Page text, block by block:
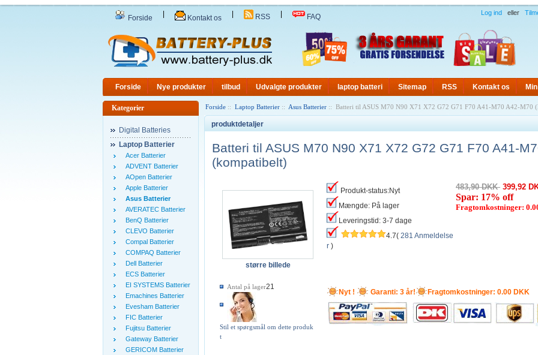
Forside Kontakt os RSS FAQ Log ind eller
Forside Nye produkter tilbud Udvalgte produkter laptop batteri Sitemap RSS Kontakt os
Kategorier
Digital Batteries
Laptop Batterier
Acer Batterier
ADVENT Batterier
AOpen Batterier
Apple Batterier
Asus Batterier
AVERATEC Batterier
BenQ Batterier
CLEVO Batterier
Compal Batterier
COMPAQ Batterier
Dell Batterier
ECS Batterier
EI SYSTEMS Batterier
Emachines Batterier
Evesham Batterier
FIC Batterier
Fujitsu Batterier
Gateway Batterier
GERICOM Batterier
Forside :: Laptop Batterier :: Asus Batterier :: Batteri til ASUS M70 N90 X71 X72 G72 G71 F70 A41-M70 A42-M70
produktdetaljer
Batteri til ASUS M70 N90 X71 X72 G72 G71 F70 A41-
(kompatibelt)
større billede
Antal på lager21
Stil et spørgsmål om dette produk
t
Produkt-status:Nyt
Mængde: På lager
Leveringstid: 3-7 dage
4.7( 281 Anmeldelse
r )
483,90 DKK 399,92
Spar: 17% off
Fragtomkostninger:
Nyt ! Garanti: 3 år! Fragtomkostninger: 0.00 DKK